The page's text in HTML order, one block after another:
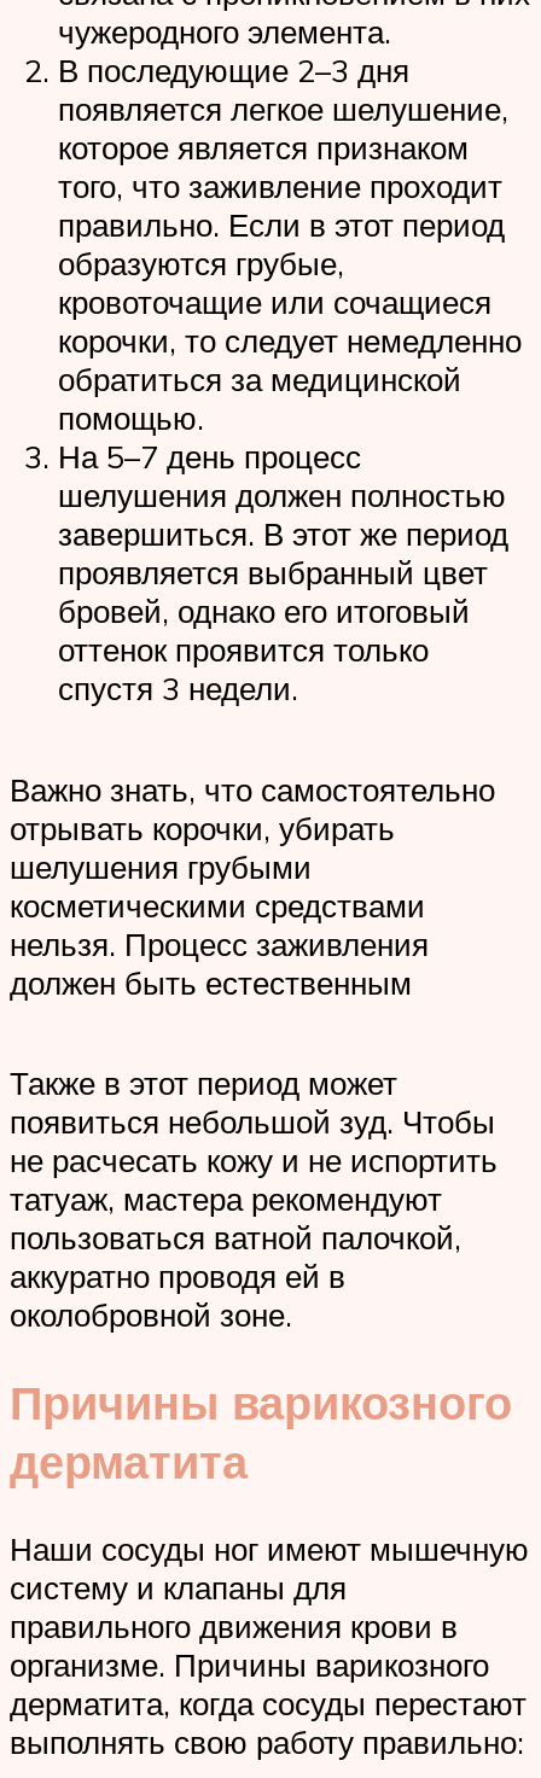
чужеродного элемента.
В последующие 2–3 дня
появляется легкое шелушение,
которое является признаком
того, что заживление проходит
правильно. Если в этот период
образуются грубые,
кровоточащие или сочащиеся
корочки, то следует немедленно
обратиться за медицинской
помощью.
На 5–7 день процесс
шелушения должен полностью
завершиться. В этот же период
проявляется выбранный цвет
бровей, однако его итоговый
оттенок проявится только
спустя 3 недели.
Важно знать, что самостоятельно
отрывать корочки, убирать
шелушения грубыми
косметическими средствами
нельзя. Процесс заживления
должен быть естественным
Также в этот период может
появиться небольшой зуд. Чтобы
не расчесать кожу и не испортить
татуаж, мастера рекомендуют
пользоваться ватной палочкой,
аккуратно проводя ей в
околобровной зоне.
Причины варикозного
дерматита
Наши сосуды ног имеют мышечную
систему и клапаны для
правильного движения крови в
организме. Причины варикозного
дерматита, когда сосуды перестают
выполнять свою работу правильно: